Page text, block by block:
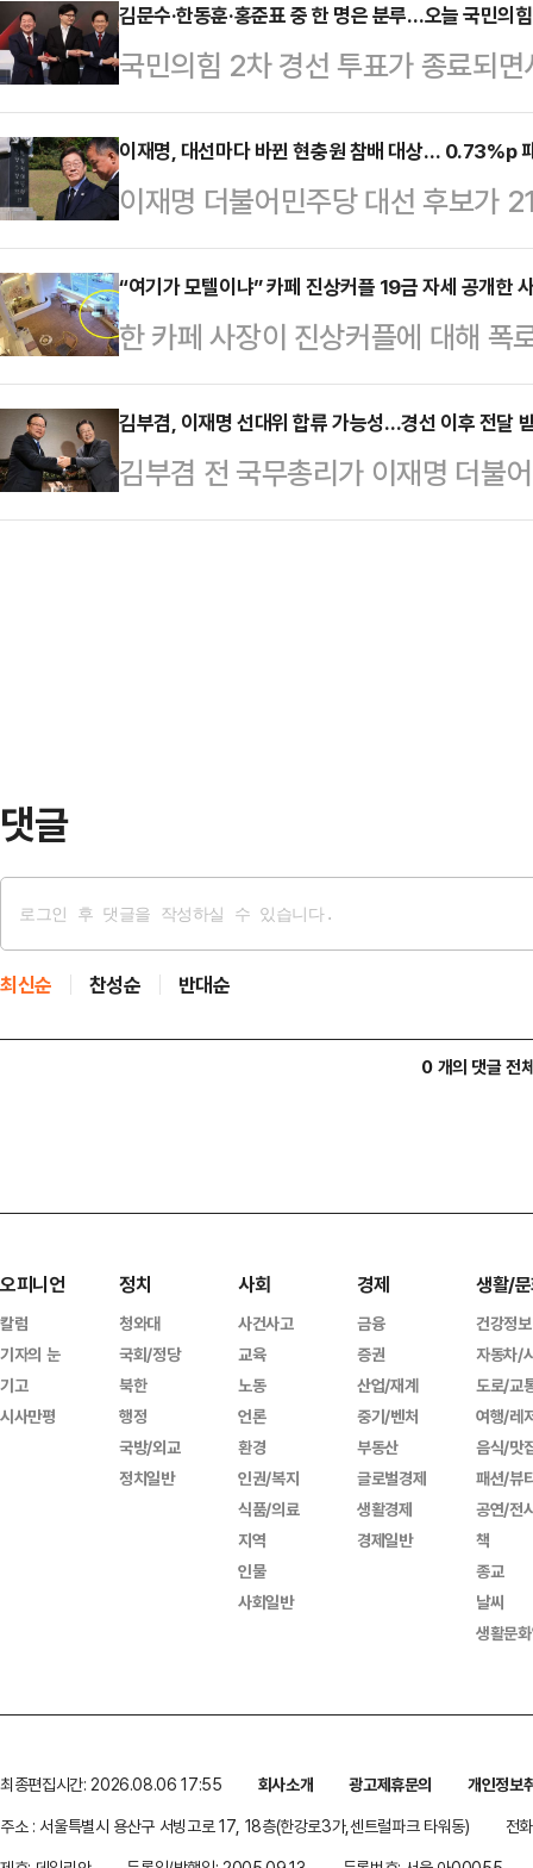
하면서도 각각 시민들이나 중소기
과를 빽빽하게 채웠다.안철수·한동
다. 한 후보는 현충사를 방문해 국
서는 당원과 충북 청주 육거리종합
대전현충원을 찾아 서해수호 영웅
상병의 묘소를 참배한 후 …
김문수·한동훈·홍준표 중 한 명은 분루…오늘 국민의
국민의힘 2차 경선 투표가 종료되
쏠리고 있다. 김문수·안철수·한동
'김문수·한동훈' 혹은 '김문수·홍준
다.국민의힘은 29일 오후 2시 여의
자를 발표한다. 앞서 4명의 경선 후
합동 토론을 거쳤다. 2차 경선 투
인단 투표 50%, 일반국민 여론조
자…
이재명, 대선마다 바뀐 현충원 참배 대상… 0.73%p
이재명 더불어민주당 대선 후보가
정으로 현충원 참배를 택했다. 이
현충원 참배 대상에 변화를 가했다.
컸던 이승만·박정희 전 대통령의
상을 박태준 전 국무총리까지로 확
선에서 윤석열 전 대통령에게 불과
된 윤석열 전 대통령의 파면 등이
장으로 '…
“여기가 모텔이냐” 카페 진상커플 19금 자세 공개한
한 카페 사장이 진상커플에 대해
“내가 진짜 올릴까 말까 수십 번은
싶어서. 그런데 도저히 참을 수가
들 올 때마다 애정 행각 하는 거, 매
어놓고 버리고 간 거, 마신 거 테이
김부겸, 이재명 선대위 합류 가능성…경선 이후 전달
김부겸 전 국무총리가 이재명 더불
대위)에 합류할 가능성이 큰 것으
댓글
최신순 찬성순 반대순
0 개의 댓글 전
오피니언
칼럼
기자의 눈
기고
시사만평
정치
청와대
국회/정당
북한
행정
국방/외교
정치일반
사회
사건사고
교육
노동
언론
환경
인권/복지
식품/의료
지역
인물
사회일반
경제
금융
증권
산업/재계
중기/벤처
부동산
글로벌경제
생활경제
경제일반
생활/
건강정보
자동차/
도로/교
여행/레
음식/맛
패션/뷰
공연/전
책
종교
날씨
생활문
최종편집시간: 2026.08.06 17:55 회사소개 광고제휴문의
개인정보
주소 : 서울특별시 용산구 서빙고로 17, 18층(한강로3가,센트럴파크 타워동)
전